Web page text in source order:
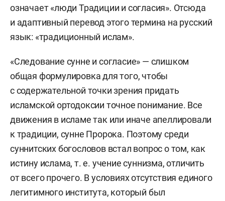
означает «люди Традиции и согласия». Отсюда
и адаптивный перевод этого термина на русский
язык: «традиционный ислам».
«Следование сунне и согласие» — слишком
общая формулировка для того, чтобы
с содержательной точки зрения придать
исламской ортодоксии точное понимание. Все
движения в исламе так или иначе апеллировали
к традиции, сунне Пророка. Поэтому среди
суннитских богословов встал вопрос о том, как
истину ислама, т. е. учение суннизма, отличить
от всего прочего. В условиях отсутствия единого
легитимного института, который был